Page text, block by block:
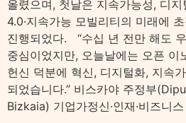
올렸으며, 첫날은 지속가능성, 디지
4.0·지속가능 모빌리티의 미래에
진행되었다. “수십 년 전만 해도
중심이었지만, 오늘날에는 오픈 이
헌신 덕분에 혁신, 디지털화, 지속
되었습니다.” 비스카야 주정부
Bizkaia) 기업가정신·인재·비즈니